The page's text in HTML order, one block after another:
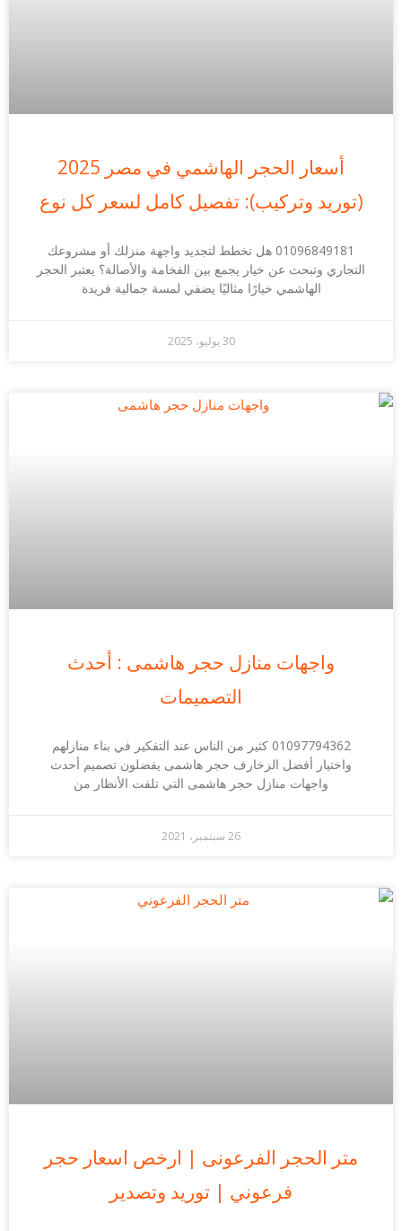
أسعار الحجر الهاشمي في مصر 2025
(توريد وتركيب): تفصيل كامل لسعر كل نوع
01096849181 هل تخطط لتجديد واجهة منزلك أو مشروعك
التجاري وتبحث عن خيار يجمع بين الفخامة والأصالة؟ يعتبر الحجر
الهاشمي خيارًا مثاليًا يضفي لمسة جمالية فريدة
30 يوليو، 2025
واجهات منازل حجر هاشمى : أحدث
التصميمات
01097794362 كثير من الناس عند التفكير في بناء منازلهم
واختيار أفضل الزخارف حجر هاشمى يفضلون تصميم أحدث
واجهات منازل حجر هاشمى التي تلفت الأنظار من
26 سبتمبر، 2021
متر الحجر الفرعونى | ارخص اسعار حجر
فرعوني | توريد وتصدير